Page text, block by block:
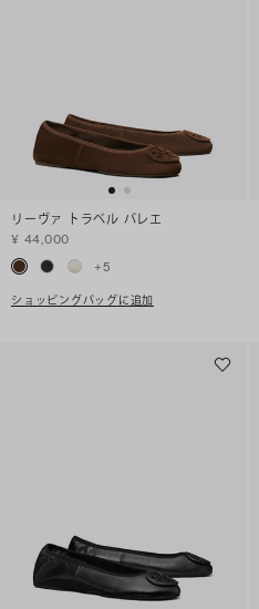
リーヴァ トラベル バレエ
¥ 44,000
+5
ショッピングバッグに追加